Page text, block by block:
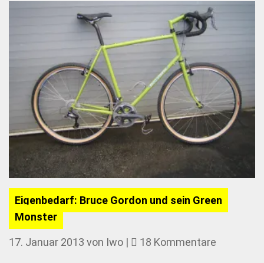
Eigenbedarf: Bruce Gordon und sein Green
Monster
17. Januar 2013 von Iwo | 18 Kommentare